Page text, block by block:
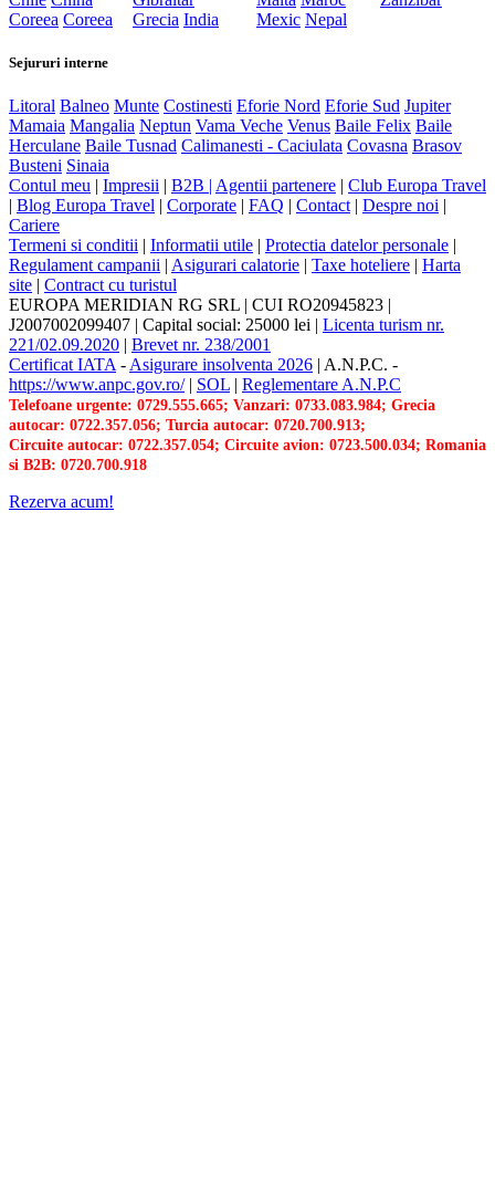
Coreea Coreea
Grecia India
Mexic Nepal
Sejururi interne
Litoral Balneo Munte Costinesti Eforie Nord Eforie Sud Jupiter
Mamaia Mangalia Neptun Vama Veche Venus Baile Felix Baile
Herculane Baile Tusnad Calimanesti - Caciulata Covasna Brasov
Busteni Sinaia
Contul meu | Impresii | B2B | Agentii partenere | Club Europa Travel
| Blog Europa Travel | Corporate | FAQ | Contact | Despre noi |
Cariere
Termeni si conditii | Informatii utile | Protectia datelor personale |
Regulament campanii | Asigurari calatorie | Taxe hoteliere | Harta
site | Contract cu turistul
EUROPA MERIDIAN RG SRL | CUI RO20945823 |
J2007002099407 | Capital social: 25000 lei | Licenta turism nr.
221/02.09.2020 | Brevet nr. 238/2001
Certificat IATA - Asigurare insolventa 2026 | A.N.P.C. -
https://www.anpc.gov.ro/| SOL | Reglementare A.N.P.C
Telefoane urgente: 0729.555.665; Vanzari: 0733.083.984; Grecia
autocar: 0722.357.056; Turcia autocar: 0720.700.913;
Circuite autocar: 0722.357.054; Circuite avion: 0723.500.034; Romania
si B2B: 0720.700.918
Rezerva acum!